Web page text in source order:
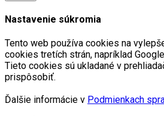
Nastavenie súkromia
Tento web používa cookies na
cookies tretích strán, napríklad
Tieto cookies sú ukladané v
prispôsobiť.
Ďalšie informácie v Podmienkach